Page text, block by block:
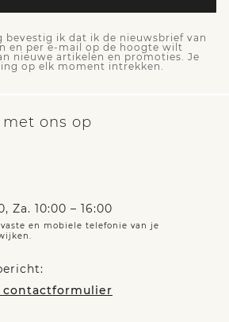
bevestig ik dat ik de nieuwsbrief van
en per e-mail op de hoogte wilt
nieuwe artikelen en promoties. Je
op elk moment intrekken.
ons op
Za. 10:00 – 16:00
en mobiele telefonie van je
contactformulier